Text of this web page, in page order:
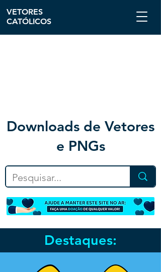
Downloads de Vetores
e PNGs
VETORES
CATÓLICOS
Destaques: